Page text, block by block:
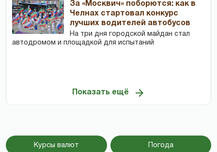
За «Москвич» поборются: как в
Челнах стартовал конкурс
лучших водителей автобусов
На три дня городской майдан стал
автодромом и площадкой для испытаний
Показать ещё
Курсы валют Погода